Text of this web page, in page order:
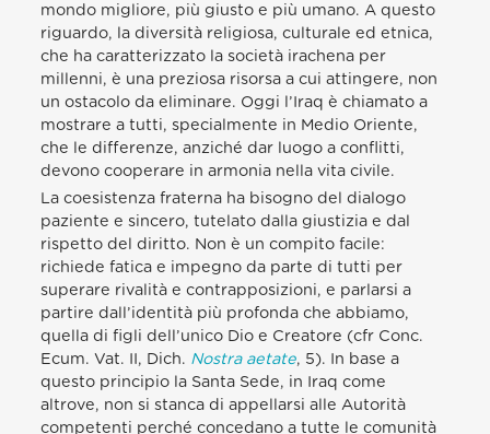
mondo migliore, più giusto e più umano. A questo
riguardo, la diversità religiosa, culturale ed etnica,
che ha caratterizzato la società irachena per
millenni, è una preziosa risorsa a cui attingere, non
un ostacolo da eliminare. Oggi l’Iraq è chiamato a
mostrare a tutti, specialmente in Medio Oriente,
che le differenze, anziché dar luogo a conflitti,
devono cooperare in armonia nella vita civile.
La coesistenza fraterna ha bisogno del dialogo
paziente e sincero, tutelato dalla giustizia e dal
rispetto del diritto. Non è un compito facile:
richiede fatica e impegno da parte di tutti per
superare rivalità e contrapposizioni, e parlarsi a
partire dall’identità più profonda che abbiamo,
quella di figli dell’unico Dio e Creatore (cfr Conc.
Ecum. Vat. II, Dich. Nostra aetate, 5). In base a
questo principio la Santa Sede, in Iraq come
altrove, non si stanca di appellarsi alle Autorità
competenti perché concedano a tutte le comunità